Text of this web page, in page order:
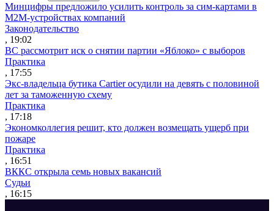
Минцифры предложило усилить контроль за сим-картами в
M2M-устройствах компаний
Законодательство
, 19:02
ВС рассмотрит иск о снятии партии «Яблоко» с выборов
Практика
, 17:55
Экс-владельца бутика Cartier осудили на девять с половиной
лет за таможенную схему
Практика
, 17:18
Экономколлегия решит, кто должен возмещать ущерб при
пожаре
Практика
, 16:51
ВККС открыла семь новых вакансий
Судьи
, 16:15